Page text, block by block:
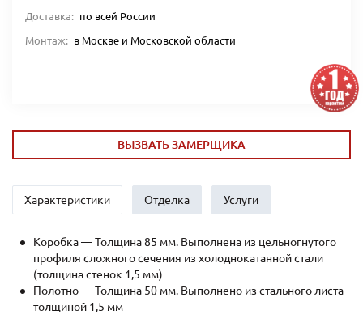
Доставка: по всей России
Монтаж: в Москве и Московской области
ВЫЗВАТЬ ЗАМЕРЩИКА
Характеристики Отделка Услуги
Коробка — Толщина 85 мм. Выполнена из цельногнутого
профиля сложного сечения из холоднокатанной стали
(толщина стенок 1,5 мм)
Полотно — Толщина 50 мм. Выполнено из стального листа
толщиной 1,5 мм